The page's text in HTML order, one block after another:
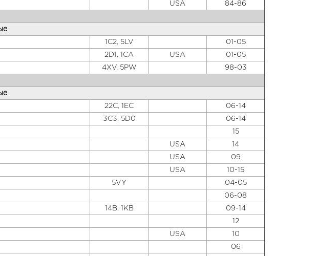
USA 84-86
1C2, 5LV 01-05
2D1, 1CA USA 01-05
4XV, 5PW 98-03
22C, 1EC 06-14
3C3, 5D0 06-14
15
USA 14
USA 09
USA 10-15
5VY 04-05
06-08
14B, 1KB 09-14
12
USA 10
06